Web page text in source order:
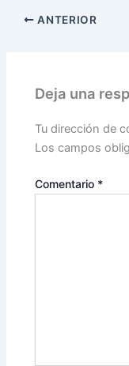
ANTERIOR
Deja una
Tu dirección de
Los campos
Comentario *